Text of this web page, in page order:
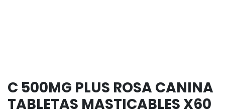
C 500MG PLUS ROSA CANINA
TABLETAS MASTICABLES X60